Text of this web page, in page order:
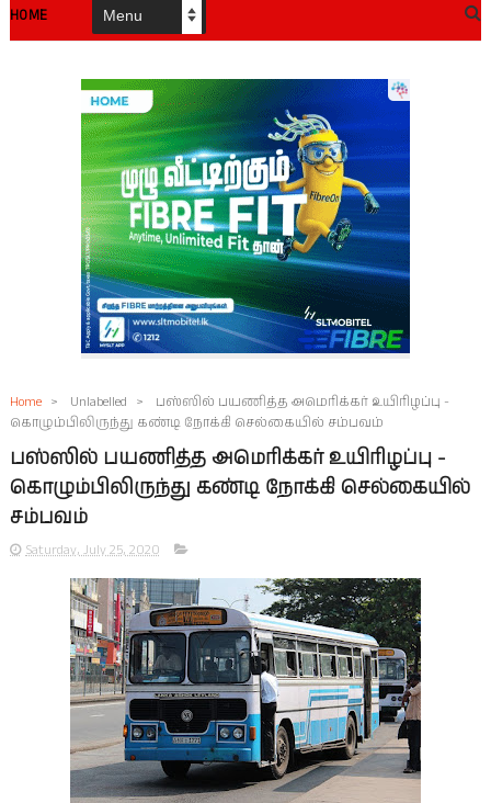
HOME
Home > Unlabelled >
பஸ்ஸில் பயணித்த அமெரிக்கர் உயிரிழப்பு -
கொழும்பிலிருந்து கண்டி நோக்கி செல்கையில் சம்பவம்
பஸ்ஸில் பயணித்த அமெரிக்கர் உயிரிழப்பு -
கொழும்பிலிருந்து கண்டி நோக்கி செல்கையில்
சம்பவம்
Saturday, July 25, 2020